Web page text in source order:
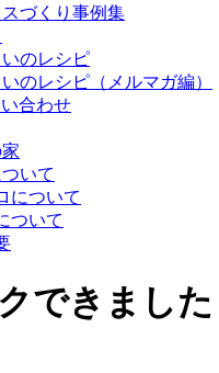
づくり事例集
のレシピ
のレシピ（メルマガ編）
合わせ
いて
について
ついて
できました